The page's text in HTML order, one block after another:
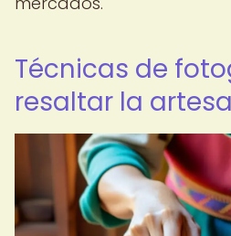
Técnicas de
resaltar la